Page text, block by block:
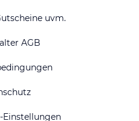
uvm.
AGB
Einstellungen